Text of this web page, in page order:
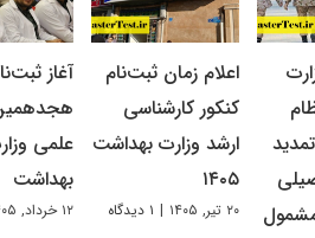
اعلام زمان ثبت‌نام
کنکور کارشناسی
ارشد وزارت بهداشت
۱۴۰۵
۲۰ تیر, ۱۴۰۵ | ۱ دیدگاه
آغاز
هجدهمین
علمی
بهداشت
۱۲ خرداد, ۱۴۰۵